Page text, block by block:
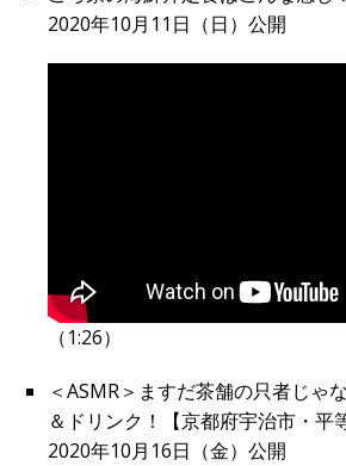
2020年10月11日（日）公開
（1:26）
＜ASMR＞ますだ茶舗の只者じゃ
＆ドリンク！【京都府宇治市・平
2020年10月16日（金）公開